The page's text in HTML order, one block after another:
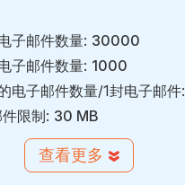
子邮件数量: 30000
子邮件数量: 1000
电子邮件数量/1封电子邮件:
限制: 30 MB
查看更多